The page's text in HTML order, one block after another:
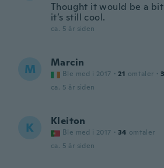
Thought it would be a
it’s still cool.
ca. 5 år siden
M Marcin
Ble med i 2017 · 21 omtaler · 3
ca. 5 år siden
K Kleiton
Ble med i 2017 · 34 omtaler
ca. 5 år siden